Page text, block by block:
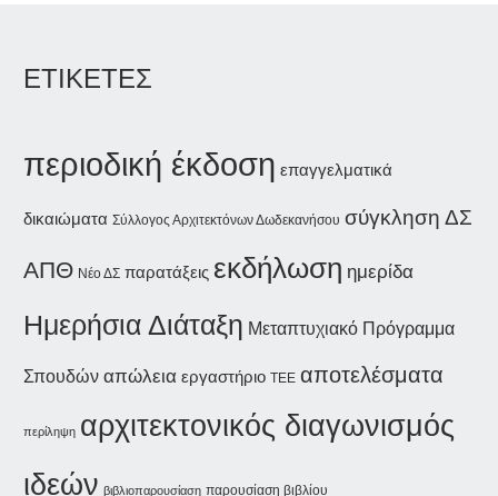
ΕΤΙΚΕΤΕΣ
περιοδική έκδοση επαγγελματικά
δικαιώματα Σύλλογος Αρχιτεκτόνων Δωδεκανήσου σύγκληση ΔΣ
ΑΠΘ Νέο ΔΣ παρατάξεις εκδήλωση ημερίδα
Ημερήσια Διάταξη Μεταπτυχιακό Πρόγραμμα
Σπουδών απώλεια εργαστήριο ΤΕΕ αποτελέσματα
περίληψη αρχιτεκτονικός διαγωνισμός
ιδεών βιβλιοπαρουσίαση παρουσίαση βιβλίου